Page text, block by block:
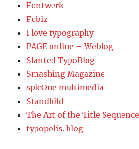
Fontwerk
Fubiz
I love typography
PAGE online – Weblog
Slanted TypoBlog
Smashing Magazine
spicOne multimedia
Standbild
The Art of the Title Sequence
typopolis. blog